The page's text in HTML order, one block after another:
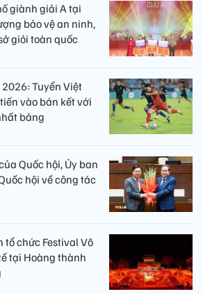
giành giải A tại
bảo vệ an ninh,
giỏi toàn quốc
2026: Tuyển Việt
vào bán kết với
bảng
Quốc hội, Ủy ban
hội về công tác
tổ chức Festival Võ
tại Hoàng thành